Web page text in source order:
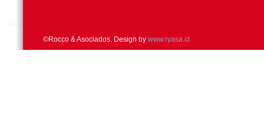
©Rocco & Asociados. Design by www.ryasa.cl